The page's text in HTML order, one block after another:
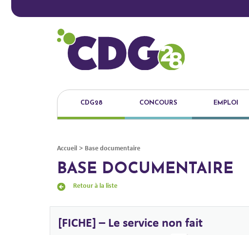
CDG28 CONCOURS EMPLOI
Accueil > Base documentaire
BASE DOCUMENTAIRE
Retour à la liste
[FICHE] – Le service non fait